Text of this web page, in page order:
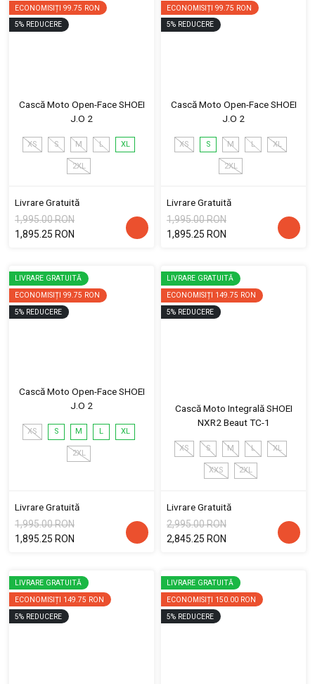
ECONOMISIȚI 99.75 RON
5% REDUCERE
Cască Moto Open-Face SHOEI
J.O 2
XS S M L XL
2XL
Livrare Gratuită
1,995.00 RON
1,895.25 RON
ECONOMISIȚI 99.75 RON
5% REDUCERE
Cască Moto Open-Face SHOEI
J.O 2
XS S M L XL
2XL
Livrare Gratuită
1,995.00 RON
1,895.25 RON
LIVRARE GRATUITĂ
ECONOMISIȚI 99.75 RON
5% REDUCERE
Cască Moto Open-Face SHOEI
J.O 2
XS S M L XL
2XL
Livrare Gratuită
1,995.00 RON
1,895.25 RON
LIVRARE GRATUITĂ
ECONOMISIȚI 149.75 RON
5% REDUCERE
Cască Moto Integrală SHOEI
NXR2 Beaut TC-1
XS S M L XL
XXS 2XL
Livrare Gratuită
2,995.00 RON
2,845.25 RON
LIVRARE GRATUITĂ
ECONOMISIȚI 149.75 RON
5% REDUCERE
LIVRARE GRATUITĂ
ECONOMISIȚI 150.00 RON
5% REDUCERE